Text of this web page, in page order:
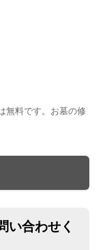
無料です。お墓の修
い合わせく